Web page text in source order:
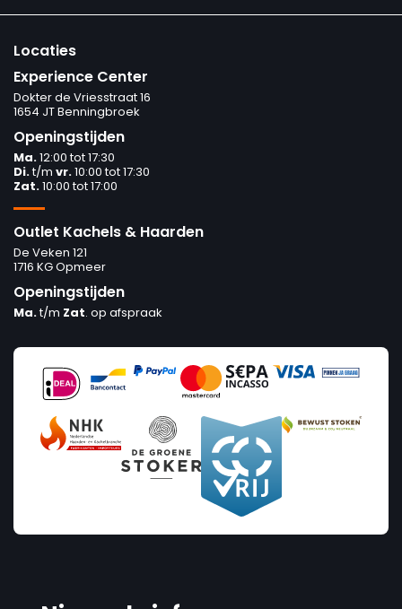
Locaties
Experience Center
Dokter de Vriesstraat 16
1654 JT Benningbroek
Openingstijden
Ma.12:00 tot 17:30
Di.t/m vr.10:00 tot 17:30
Zat.10:00 tot 17:00
Outlet Kachels & Haarden
De Veken 121
1716 KG Opmeer
Openingstijden
Ma.t/m Zat. op afspraak